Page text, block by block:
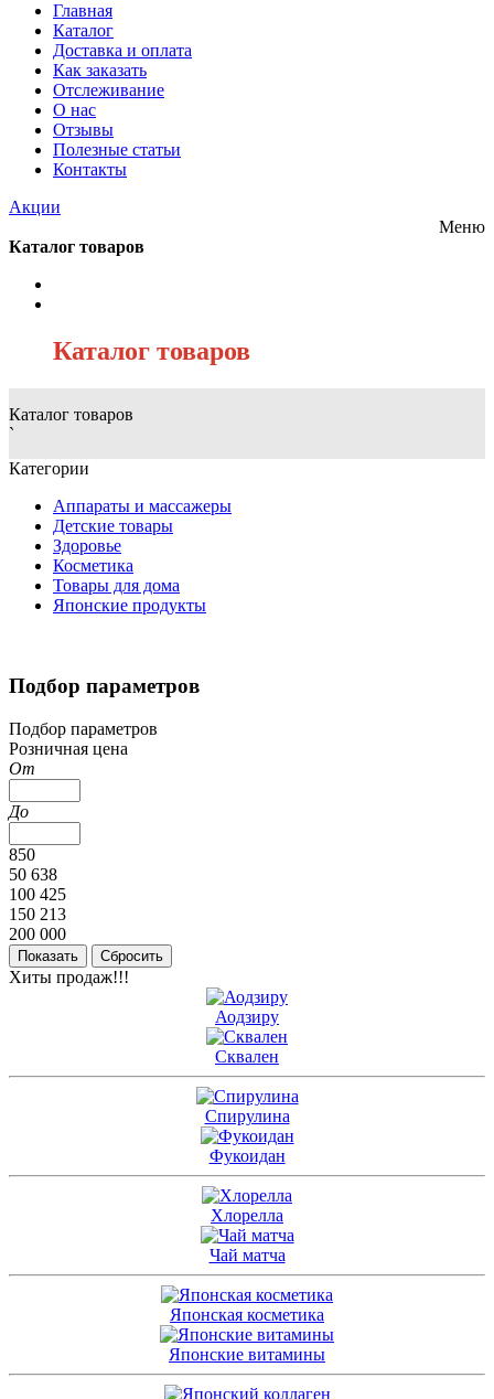
Главная
Каталог
Доставка и оплата
Как заказать
Отслеживание
О нас
Отзывы
Полезные статьи
Контакты
Акции
Меню
Каталог товаров
Каталог товаров
Каталог товаров
`
Категории
Аппараты и массажеры
Детские товары
Здоровье
Косметика
Товары для дома
Японские продукты
Подбор параметров
Подбор параметров
Розничная цена
От
До
850
50 638
100 425
150 213
200 000
Хиты продаж!!!
Аодзиру
Сквален
Спирулина
Фукоидан
Хлорелла
Чай матча
Японская косметика
Японские витамины